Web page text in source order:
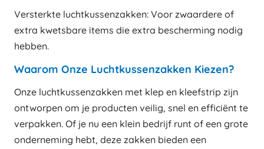
Versterkte luchtkussenzakken: Voor zwaardere of
extra kwetsbare items die extra bescherming nodig
hebben.
Waarom Onze Luchtkussenzakken Kiezen?
Onze luchtkussenzakken met klep en kleefstrip zijn
ontworpen om je producten veilig, snel en efficiënt te
verpakken. Of je nu een klein bedrijf runt of een grote
onderneming hebt, deze zakken bieden een